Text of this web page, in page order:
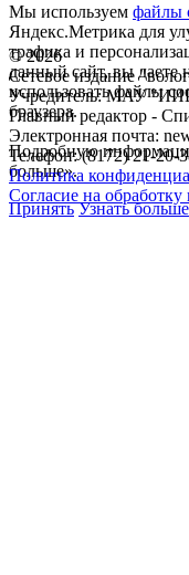
©2026
Сетевое издание
Учредитель: МАУ
Главный редактор -
Электронная почта:
Телефон: (8172) 21-20-
Политика
Согласие на
Мы используем файлы
Яндекс.Метрика для
трафика и
данный сайт, вы даете
использовать файлы
браузера.
Подробную
больше».
Принять Узнать больше